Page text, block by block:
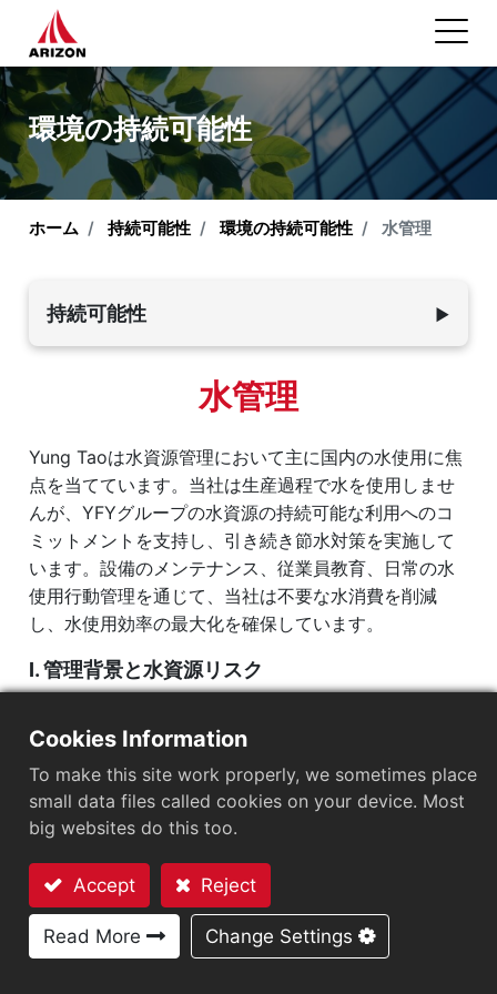
環境の持続可能性
ホーム 持続可能性 環境の持続可能性 水管理
持続可能性 ▼
気候変動対策
エネルギー使用
温室効果ガス排出量
水管理
廃棄物管理
従業員 & 社会
持続可能性レポート
水管理
Yung Taoは水資源管理において主に国内の水使用に焦
点を当てています。当社は生産過程で水を使用しませ
んが、YFYグループの水資源の持続可能な利用へのコ
ミットメントを支持し、引き続き節水対策を実施して
います。設備のメンテナンス、従業員教育、日常の水
使用行動管理を通じて、当社は不要な水消費を削減
し、水使用効率の最大化を確保しています。
I. 管理背景と水資源リスク
的な水資源リスクが高まっています。
Yung Taoは、WRI Aqueduct Water Risk Atlasを定期
的に使用して、運営サイトでの水関連リスクを評価し
ています:
台北工場:低から中程度の水リスク
揚州工場： 中から高 の水リスク
お問い合わせ
Cookies Information
To make this site work properly, we sometimes place
small data files called cookies on your device. Most
big websites do this too.
Accept Reject
Read More Change Settings